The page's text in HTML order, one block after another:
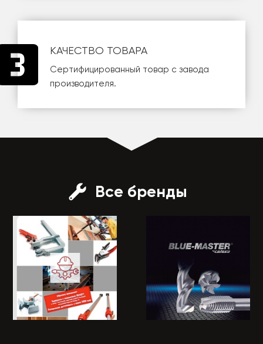
КАЧЕСТВО ТОВАРА
Сертифицированный товар с завода
производителя.
Все бренды